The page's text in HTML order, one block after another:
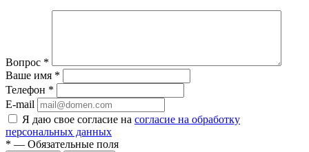
Вопрос *
Ваше имя *
Телефон *
E-mail
Я даю свое согласие на согласие на обработку
персональных данных
* — Обязательные поля